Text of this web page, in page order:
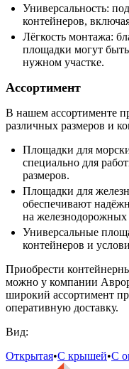
Универсальность:
контейнеров,
Лёгкость монтажа:
площадки могут
нужном участке.
Ассортимент
В нашем ассортименте
различных размеров и
Площадки для
специально для
размеров.
Площадки для
обеспечивают
на железнодорожных
Универсальные
контейнеров и
Приобрести
можно у компании
широкий ассортимент
оперативную доставку.
Вид:
Открытая•С крышей•С